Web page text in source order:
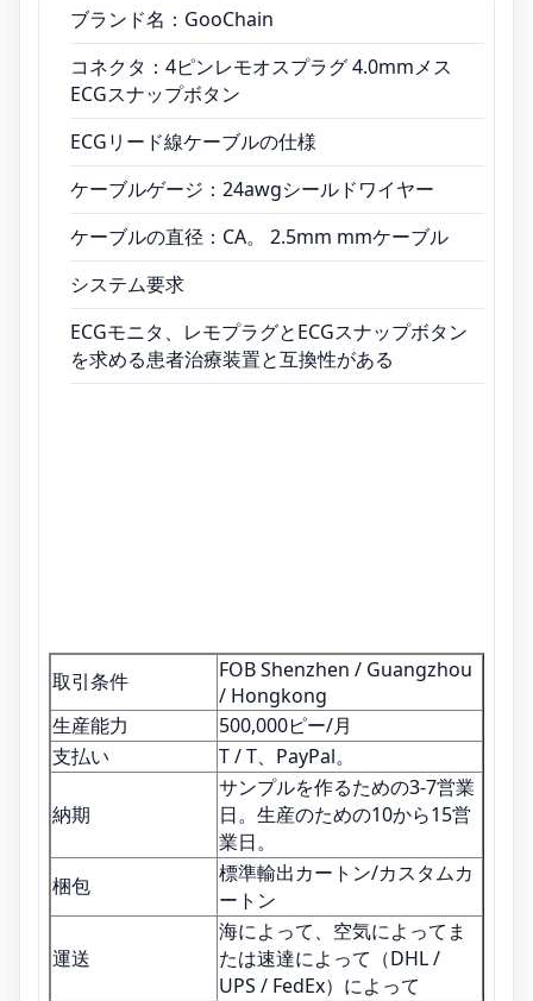
ブランド名：GooChain
コネクタ：4ピンレモオスプラグ 4.0mmメス
ECGスナップボタン
ECGリード線ケーブルの仕様
ケーブルゲージ：24awgシールドワイヤー
ケーブルの直径：CA。 2.5mm mmケーブル
システム要求
ECGモニタ、レモプラグとECGスナップボタン
を求める患者治療装置と互換性がある
取引条件
FOB Shenzhen / Guangzhou
/ Hongkong
生産能力
500,000ピー/月
支払い
T / T、PayPal。
納期
サンプルを作るための3-7営業
日。生産のための10から15営
業日。
梱包
標準輸出カートン/カスタムカ
ートン
運送
海によって、空気によってま
たは速達によって（DHL /
UPS / FedEx）によって